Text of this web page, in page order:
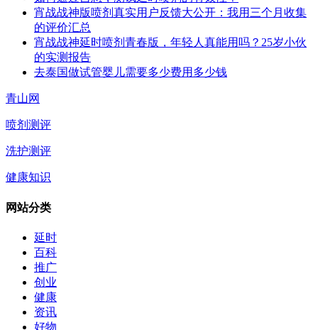
宵战战神版喷剂真实用户反馈大公开：我用三个月收集
的评价汇总
宵战战神延时喷剂青春版，年轻人真能用吗？25岁小伙
的实测报告
去泰国做试管婴儿需要多少费用多少钱
青山网
喷剂测评
洗护测评
健康知识
网站分类
延时
百科
推广
创业
健康
资讯
好物